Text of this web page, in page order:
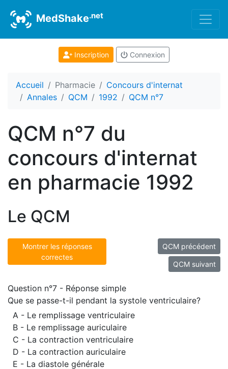
MedShake.net
Inscription Connexion
Accueil Pharmacie
Concours d'internat
Annales
QCM 1992 QCM n°7
QCM n°7 du
concours d'internat
en pharmacie 1992
Le QCM
Montrer les réponses
correctes
QCM précédent
QCM suivant
Question n°7 - Réponse simple
Que se passe-t-il pendant la systole ventriculaire?
A - Le remplissage ventriculaire
B - Le remplissage auriculaire
C - La contraction ventriculaire
D - La contraction auriculaire
E - La diastole générale